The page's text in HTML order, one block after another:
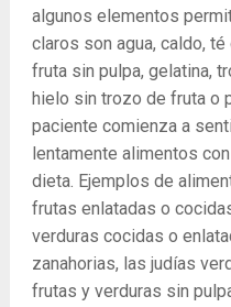
algunos elementos
claros son agua, caldo,
fruta sin pulpa, gelatina,
hielo sin trozo de fruta o
paciente comienza a
lentamente alimentos
dieta. Ejemplos de
frutas enlatadas o
verduras cocidas o
zanahorias, las judías
frutas y verduras sin